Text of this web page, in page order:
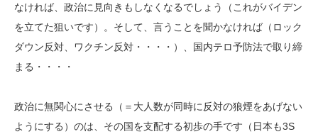
なければ、政治に見向きもしなくなるでしょう（これがバイデン
を立てた狙いです）。そして、言うことを聞かなければ（ロック
ダウン反対、ワクチン反対・・・・）、国内テロ予防法で取り締
まる・・・・
政治に無関心にさせる（＝大人数が同時に反対の狼煙をあげない
ようにする）のは、その国を支配する初歩の手です（日本も3S